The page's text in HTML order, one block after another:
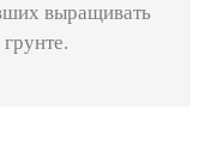
выращивать